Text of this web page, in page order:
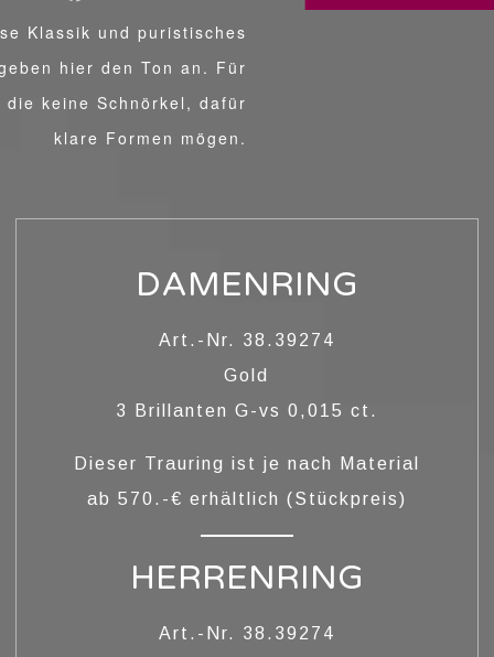
Klassik und puristisches
hier den Ton an. Für
die keine Schnörkel, dafür
klare Formen mögen.
DAMENRING
Art.-Nr. 38.39274
Gold
3 Brillanten G-vs 0,015 ct.
Dieser Trauring ist je nach Material
ab 570.-€ erhältlich (Stückpreis)
HERRENRING
Art.-Nr. 38.39274